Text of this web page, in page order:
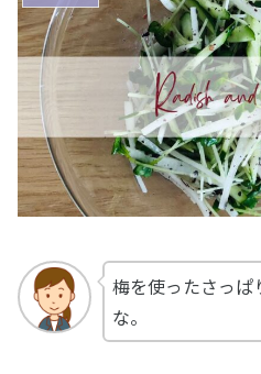
梅を使ったさっぱ
な。